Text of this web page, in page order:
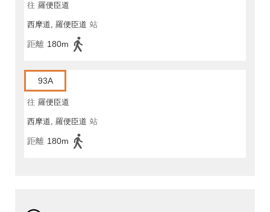
往 羅便臣道
西摩道, 羅便臣道 站
距離 180m
93A
往 羅便臣道
西摩道, 羅便臣道 站
距離 180m